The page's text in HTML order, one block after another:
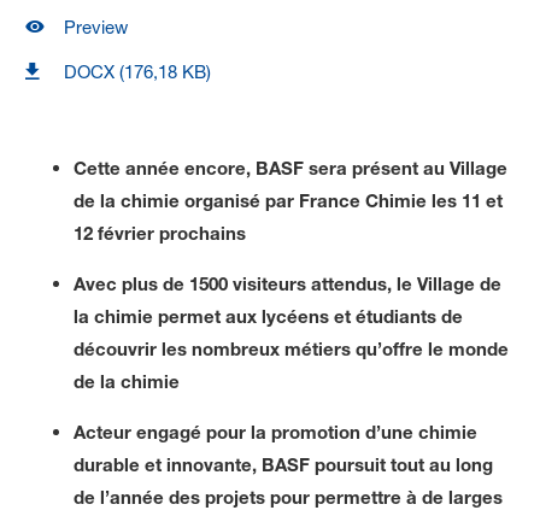
Preview
DOCX (176,18 KB)
Cette année encore, BASF sera présent au Village
de la chimie organisé par France Chimie les 11 et
12 février prochains
Avec plus de 1500 visiteurs attendus, le Village de
la chimie permet aux lycéens et étudiants de
découvrir les nombreux métiers qu’offre le monde
de la chimie
Acteur engagé pour la promotion d’une chimie
durable et innovante, BASF poursuit tout au long
de l’année des projets pour permettre à de larges